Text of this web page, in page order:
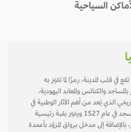
السياحية
قلب المدينة، رمزًا لما تتميّز به
والكنائس والمعابد اليهودية،
الذي يُعد من أهم الآثار الوطنية في
البوسنة والهرسك. تأسس المسجد في عام 1527 ويتميّز بقبة رئيسية
ارتفاعها 35 متر، بالإضافة إلى مدخل برواق المزوّد بأعمدة